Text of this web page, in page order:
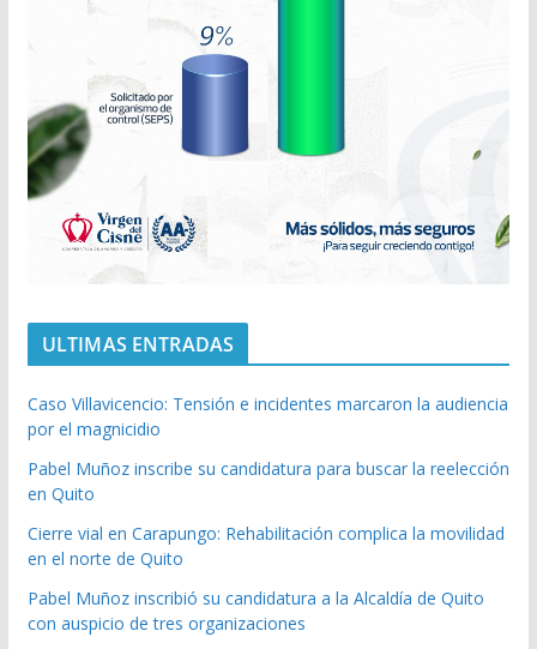
ULTIMAS ENTRADAS
Caso Villavicencio: Tensión e incidentes marcaron la audiencia
por el magnicidio
Pabel Muñoz inscribe su candidatura para buscar la reelección
en Quito
Cierre vial en Carapungo: Rehabilitación complica la movilidad
en el norte de Quito
Pabel Muñoz inscribió su candidatura a la Alcaldía de Quito
con auspicio de tres organizaciones